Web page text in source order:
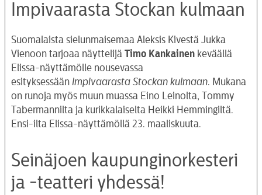
Impivaarasta Stockan kulmaan
Suomalaista sielunmaisemaa Aleksis Kivestä Jukka
Vienoon tarjoaa näyttelijä Timo Kankainen keväällä
Elissa-näyttämölle nousevassa
esityksessään Impivaarasta Stockan kulmaan. Mukana
on runoja myös muun muassa Eino Leinolta, Tommy
Tabermannilta ja kurikkalaiselta Heikki Hemmingiltä.
Ensi-ilta Elissa-näyttämöllä 23. maaliskuuta.
Seinäjoen kaupunginorkesteri
ja -teatteri yhdessä!